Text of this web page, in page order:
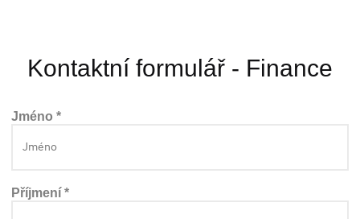
Kontaktní formulář - Finance
Jméno *
Příjmení *